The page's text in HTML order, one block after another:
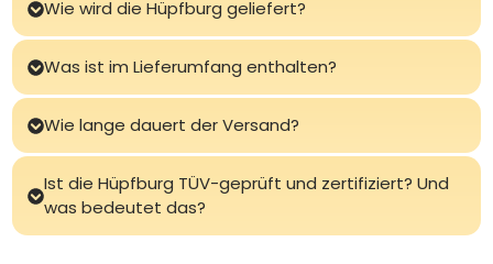
Wie wird die Hüpfburg geliefert?
Was ist im Lieferumfang enthalten?
Wie lange dauert der Versand?
Ist die Hüpfburg TÜV-geprüft und zertifiziert? Und
was bedeutet das?